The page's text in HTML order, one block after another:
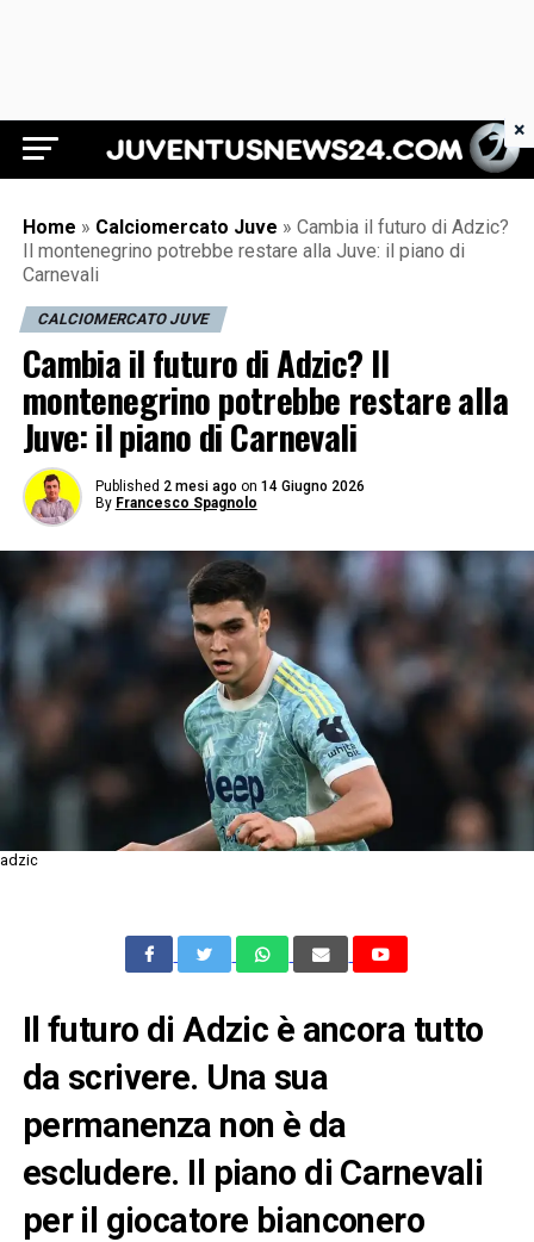
Juventus News 24
Home » Calciomercato Juve » Cambia il futuro di Adzic?
Il montenegrino potrebbe restare alla Juve: il piano di
Carnevali
CALCIOMERCATO JUVE
Cambia il futuro di Adzic? Il
montenegrino potrebbe restare alla
Juve: il piano di Carnevali
Published 2 mesi ago on 14 Giugno 2026
By Francesco Spagnolo
adzic
Il futuro di Adzic è ancora tutto
da scrivere. Una sua
permanenza non è da
escludere. Il piano di Carnevali
per il giocatore bianconero
×